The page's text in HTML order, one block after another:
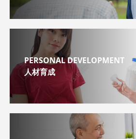
PERSONAL DEVELOPMENT
人材育成